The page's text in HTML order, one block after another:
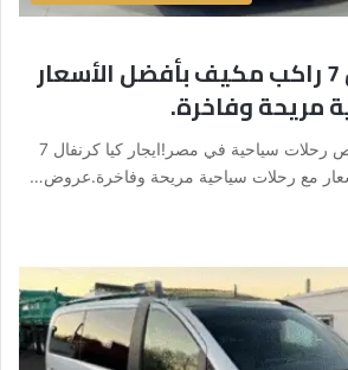
ايجار كيا كرنفال 7 راكب مكيف بأفضل الأسعار
مريحة وفاخرة.
احجز الآن واستمتع بأرخص رحلات سياحية في مصر!ايجار كيا كرنفال 7
مع رحلات سياحية مريحة وفاخرة.عروض…